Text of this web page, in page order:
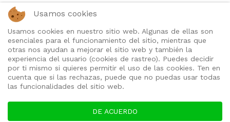
HORARIOS DE AUTOBUSES
BUSCAR EMPLEO
TELEFONOS DE INTERES
QUIENES SOMOS
Usamos cookies
Usamos cookies en nuestro sitio web. Algunas de ellas son
esenciales para el funcionamiento del sitio, mientras que
otras nos ayudan a mejorar el sitio web y también la
experiencia del usuario (cookies de rastreo). Puedes decidir
por ti mismo si quieres permitir el uso de las cookies. Ten en
cuenta que si las rechazas, puede que no puedas usar todas
las funcionalidades del sitio web.
DE ACUERDO